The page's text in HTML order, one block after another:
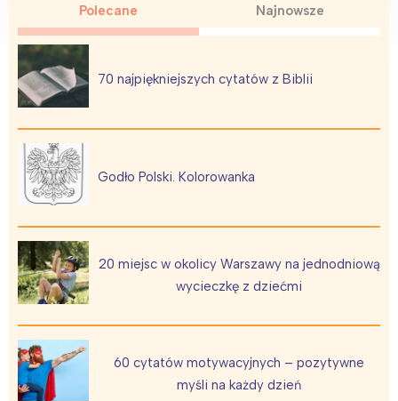
Polecane Najnowsze
70 najpiękniejszych cytatów z Biblii
Godło Polski. Kolorowanka
20 miejsc w okolicy Warszawy na jednodniową
wycieczkę z dziećmi
60 cytatów motywacyjnych – pozytywne
myśli na każdy dzień